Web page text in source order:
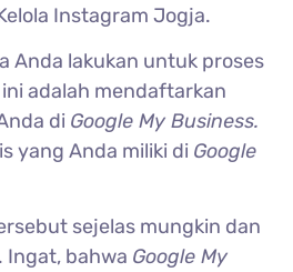
Instagram Jogja.
Anda lakukan untuk proses
ini adalah mendaftarkan
di Google My Business.
yang Anda miliki di Google
sejelas mungkin dan
Ingat, bahwa Google My